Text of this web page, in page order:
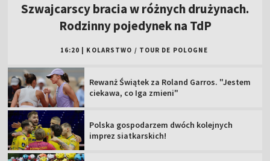
Szwajcarscy bracia w różnych drużynach.
Rodzinny pojedynek na TdP
16:20 KOLARSTWO / TOUR DE POLOGNE
Rewanż Świątek za Roland Garros. "Jestem
ciekawa, co Iga zmieni"
Polska gospodarzem dwóch kolejnych
imprez siatkarskich!